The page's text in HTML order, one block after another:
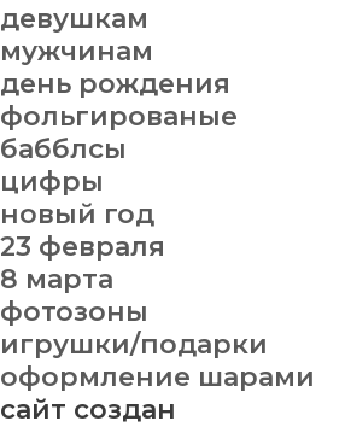
девушкам
мужчинам
день рождения
фольгированые
бабблсы
цифры
новый год
23 февраля
8 марта
фотозоны
игрушки/подарки
оформление шарами
сайт создан